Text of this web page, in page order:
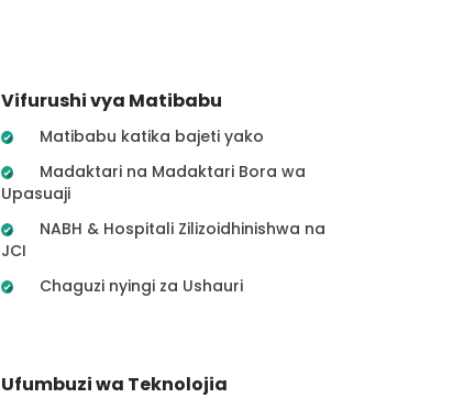
Vifurushi vya Matibabu
Matibabu katika bajeti yako
Madaktari na Madaktari Bora wa
Upasuaji
NABH & Hospitali Zilizoidhinishwa na
JCI
Chaguzi nyingi za Ushauri
Ufumbuzi wa Teknolojia